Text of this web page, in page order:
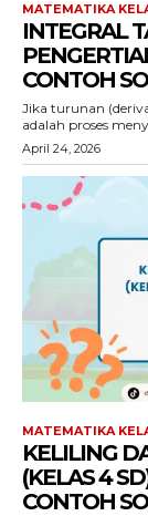
MATEMATIKA
INTEGRAL
CONTOH
Jika turunan
adalah proses
April 24, 2026
MATEMATIKA
KELILING
(KELAS 4
CONTOH